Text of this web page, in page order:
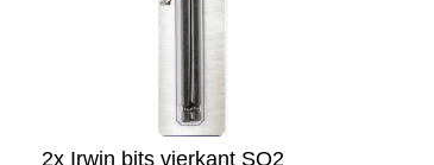
2x Irwin bits vierkant SQ2